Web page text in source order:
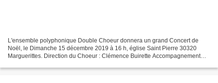
L'ensemble polyphonique Double Choeur donnera un grand Concert de
Noël, le Dimanche 15 décembre 2019 à 16 h, église Saint Pierre 30320
Marguerittes. Direction du Choeur : Clémence Buirette Accompagnement